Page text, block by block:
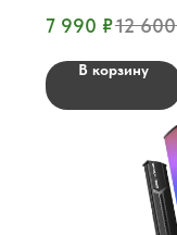
7 990 ₽12 600
В корзину